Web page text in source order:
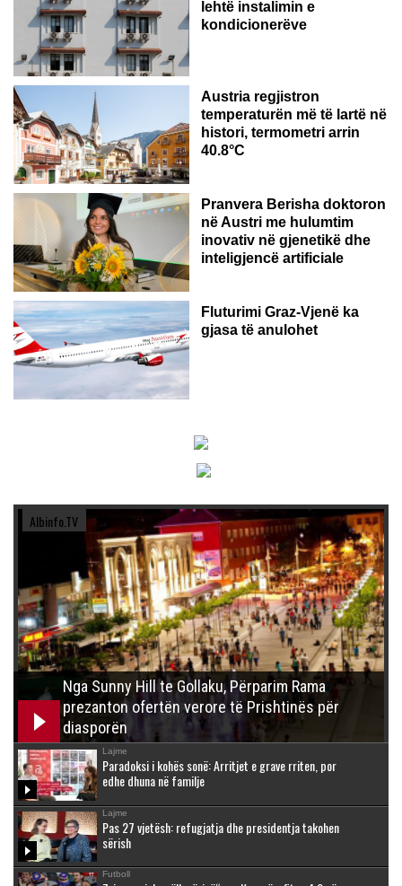
lehtë instalimin e
kondicionerëve
Austria regjistron
temperaturën më të lartë në
histori, termometri arrin
40.8°C
AUSTRI
Pranvera Berisha doktoron
në Austri me hulumtim
inovativ në gjenetikë dhe
inteligjencë artificiale
Fluturimi Graz-Vjenë ka
gjasa të anulohet
Albinfo.TV
Nga Sunny Hill te Gollaku, Përparim Rama
prezanton ofertën verore të Prishtinës për
diasporën
Lajme
Paradoksi i kohës sonë: Arritjet e grave rriten, por
edhe dhuna në familje
Lajme
Pas 27 vjetësh: refugjatja dhe presidentja takohen
sërish
Futboll